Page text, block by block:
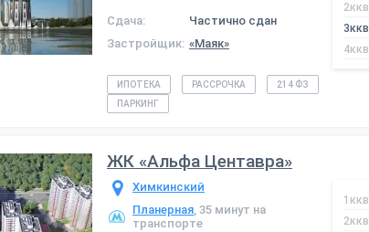
Сдача:
Частично сдан
Застройщик: «Маяк»
2ккв
3ккв
4ккв
ИПОТЕКА РАССРОЧКА
214 ФЗ
ПАРКИНГ
ЖК «Альфа Центавра»
Химкинский
Планерная, 35 минут на
транспорте
1ккв
2ккв